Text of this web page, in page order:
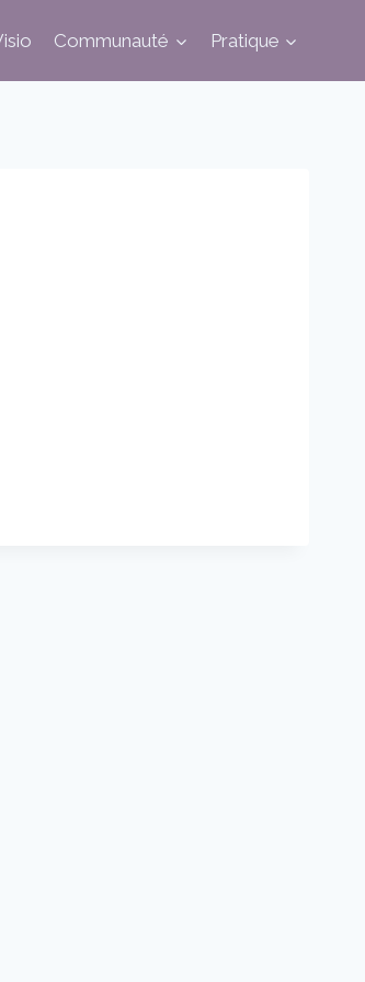
Communauté Pratique